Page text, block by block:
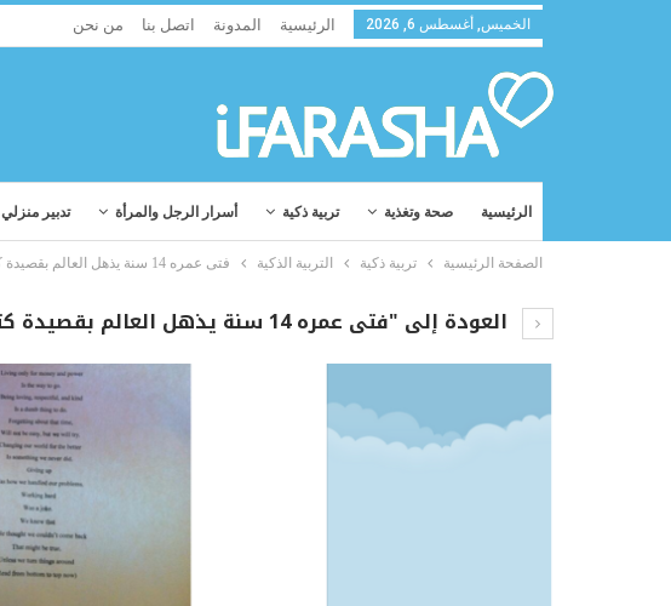
الخميس, أغسطس 6, 2026 الرئيسية المدونة اتصل بنا من نحن
الرئيسية صحة وتغذية تربية ذكية أسرار الرجل والمرأة تدبير منزلي
الصفحة الرئيسية تربية ذكية التربية الذكية فتى عمره 14 سنة يذهل العالم بقصيدة كتبها
العودة إلى "فتى عمره 14 سنة يذهل العالم بقصيدة كتبها"